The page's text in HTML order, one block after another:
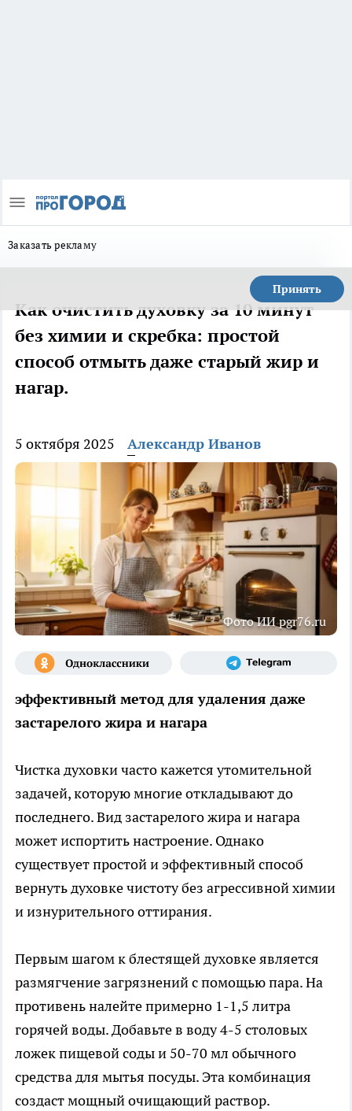
Заказать рекламу
Принять
Как очистить духовку за 10 минут
без химии и скребка: простой
способ отмыть даже старый жир и
нагар.
5 октября 2025 Александр Иванов
Фото ИИ pgr76.ru
эффективный метод для удаления даже
застарелого жира и нагара
Чистка духовки часто кажется утомительной
задачей, которую многие откладывают до
последнего. Вид застарелого жира и нагара
может испортить настроение. Однако
существует простой и эффективный способ
вернуть духовке чистоту без агрессивной химии
и изнурительного оттирания.
Первым шагом к блестящей духовке является
размягчение загрязнений с помощью пара. На
противень налейте примерно 1-1,5 литра
горячей воды. Добавьте в воду 4-5 столовых
ложек пищевой соды и 50-70 мл обычного
средства для мытья посуды. Эта комбинация
создаст мощный очищающий раствор.